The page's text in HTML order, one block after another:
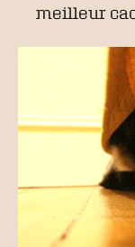
meilleur